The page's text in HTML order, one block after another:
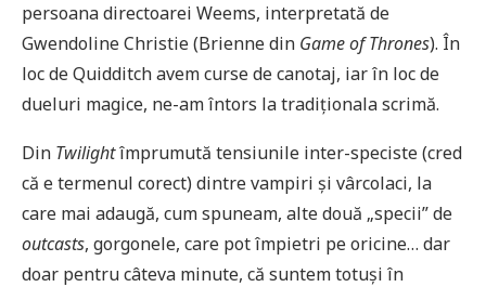
persoana directoarei Weems, interpretată de
Gwendoline Christie (Brienne din Game of Thrones). În
loc de Quidditch avem curse de canotaj, iar în loc de
dueluri magice, ne-am întors la tradiționala scrimă.
Din Twilightîmprumută tensiunile inter-speciste (cred
că e termenul corect) dintre vampiri și vârcolaci, la
care mai adaugă, cum spuneam, alte două „specii” de
outcasts, gorgonele, care pot împietri pe oricine… dar
doar pentru câteva minute, că suntem totuși în